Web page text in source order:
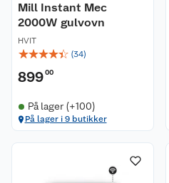
Mill Instant Mec
2000W gulvovn
HVIT
☆☆☆☆☆ (34)
89900
På lager (+100)
På lager i 9 butikker